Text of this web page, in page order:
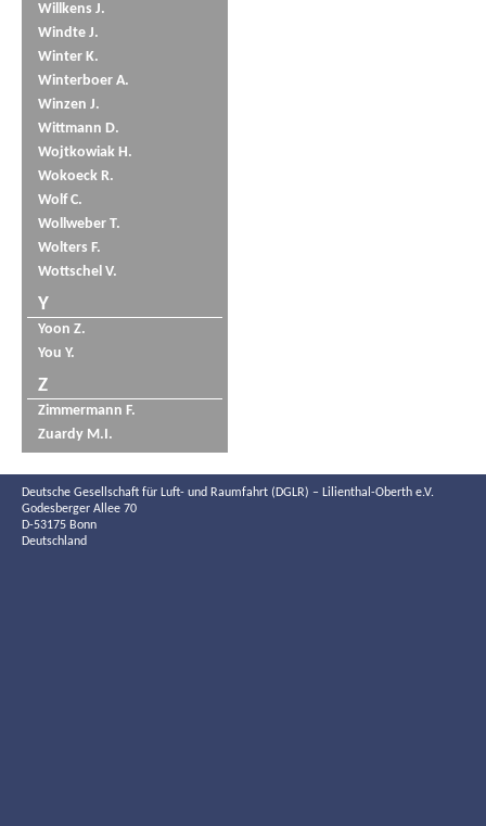
Willkens J.
Windte J.
Winter K.
Winterboer A.
Winzen J.
Wittmann D.
Wojtkowiak H.
Wokoeck R.
Wolf C.
Wollweber T.
Wolters F.
Wottschel V.
Y
Yoon Z.
You Y.
Z
Zimmermann F.
Zuardy M.I.
Deutsche Gesellschaft für Luft- und Raumfahrt (DGLR) – Lilienthal-Oberth e.V.
Godesberger Allee 70
D-53175 Bonn
Deutschland